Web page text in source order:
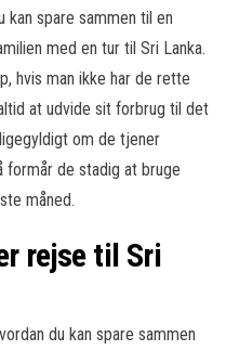
kan spare sammen til en
med en tur til Sri Lanka.
hvis man ikke har de rette
at udvide sit forbrug til det
om de tjener
formår de stadig at bruge
måned.
rejse til Sri
du kan spare sammen